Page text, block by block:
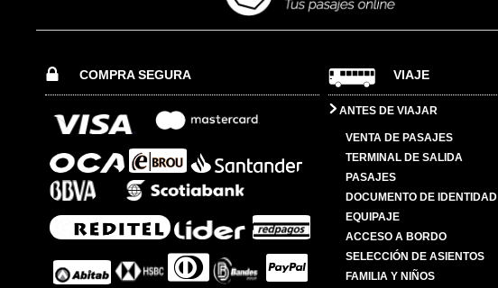
COMPRA SEGURA VIAJE
ANTES DE VIAJAR
VENTA DE PASAJES
TERMINAL DE SALIDA
PASAJES
DOCUMENTO DE IDENTIDAD
EQUIPAJE
ACCESO A BORDO
SELECCIÓN DE ASIENTOS
FAMILIA Y NIÑOS